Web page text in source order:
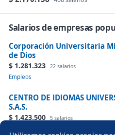
Salarios de empresas
Corporación Universitaria
de Dios
$ 1.281.323 22 salarios
Empleos
CENTRO DE IDIOMAS
S.A.S.
$ 1.423.500 5 salarios